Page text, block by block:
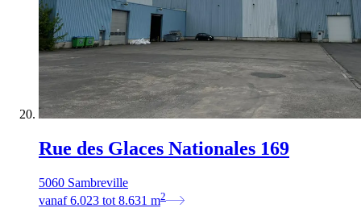
Rue des Glaces Nationales 169
5060 Sambreville
vanaf 6.023 tot 8.631 m2